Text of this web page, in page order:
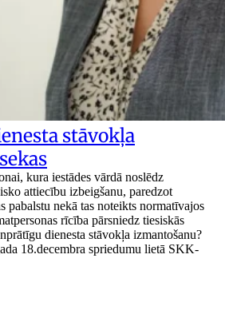
stāvokļa
kura iestādes vārdā noslēdz
attiecību izbeigšanu, paredzot
pabalstu nekā tas noteikts normatīvajos
rīcība pārsniedz tiesiskās
dienesta stāvokļa izmantošanu?
18.decembra spriedumu lietā SKK-